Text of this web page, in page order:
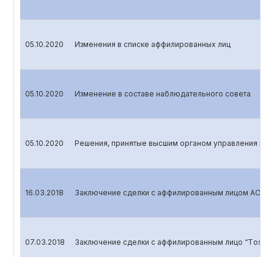
05.10.2020 Изменения в списке аффилированных лиц
05.10.2020 Изменение в составе наблюдательного совета
05.10.2020 Решения, принятые высшим органом управления
16.03.2018 Заключение сделки с аффилированным лицом АО
07.03.2018 Заключение сделки с аффилированным лицо